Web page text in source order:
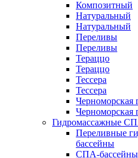
Композитный
Натуральный
Натуральный
Переливы
Переливы
Тераццо
Тераццо
Тессера
Тессера
Черноморская
Черноморская
Гидромассажные
Переливные
бассейны
СПА-